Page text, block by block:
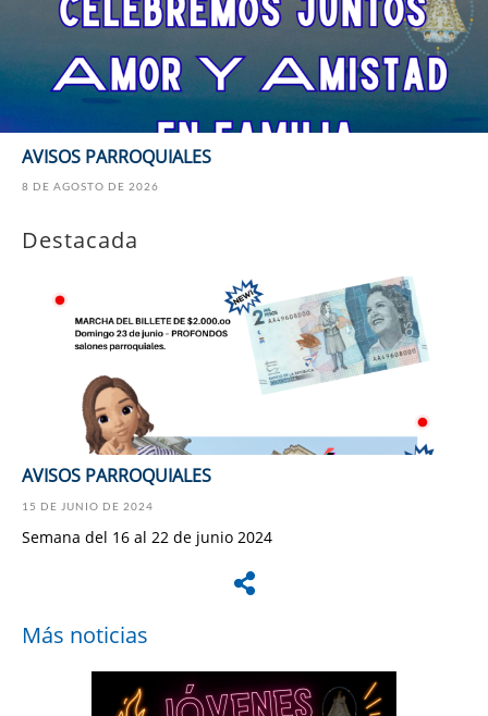
AVISOS PARROQUIALES
8 DE AGOSTO DE 2026
Destacada
AVISOS PARROQUIALES
15 DE JUNIO DE 2024
Semana del 16 al 22 de junio 2024
Más noticias